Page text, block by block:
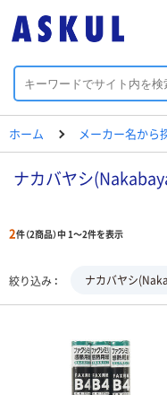
ホーム メーカー名から
ナカバヤシ
2件（2商品）中 1～2件を表示
絞り込み ナカバヤシ